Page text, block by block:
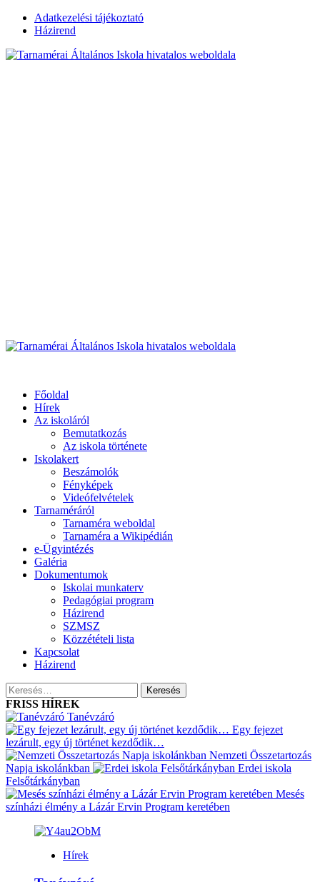
Skip
Adatkezelési tájékoztató
Házirend
Primary
Főoldal
Hírek
Az iskoláról
Bemutatkozás
Az iskola története
Iskolakert
Beszámolók
Fényképek
Videófelvételek
Tarnaméráról
Tarnaméra weboldal
Tarnaméra a Wikipédián
e-Ügyintézés
Galéria
Dokumentumok
Iskolai munkaterv
Pedagógiai program
Házirend
SZMSZ
Közzétételi lista
Kapcsolat
Házirend
Keresés:
FRISS HÍREK
Tanévzáró
Egy fejezet
lezárult, egy új történet kezdődik…
Nemzeti Összetartozás
Napja iskolánkban
Erdei iskola
Felsőtárkányban
Mesés
színházi élmény a Lázár Ervin Program keretében
Hírek